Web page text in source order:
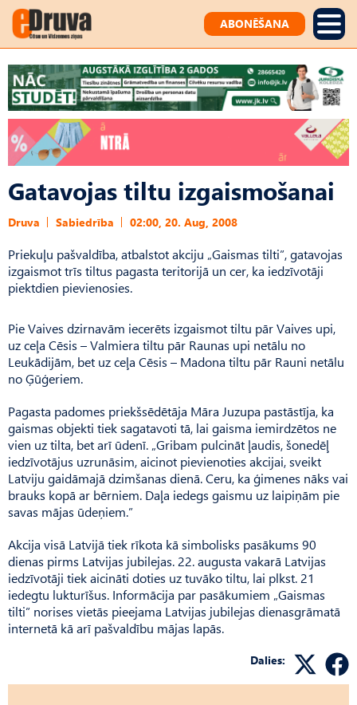
ABONĒŠANA
Gatavojas tiltu izgaismošanai
Druva Sabiedrība 02:00, 20. Aug, 2008
Priekuļu pašvaldība, atbalstot akciju „Gaismas tilti”, gatavojas
izgaismot trīs tiltus pagasta teritorijā un cer, ka iedzīvotāji
piektdien pievienosies.
Pie Vaives dzirnavām iecerēts izgaismot tiltu pār Vaives upi,
uz ceļa Cēsis – Valmiera tiltu pār Raunas upi netālu no
Leukādijām, bet uz ceļa Cēsis – Madona tiltu pār Rauni netālu
no Ģūģeriem.
Pagasta padomes priekšsēdētāja Māra Juzupa pastāstīja, ka
gaismas objekti tiek sagatavoti tā, lai gaisma iemirdzētos ne
vien uz tilta, bet arī ūdenī. „Gribam pulcināt ļaudis, šonedēļ
iedzīvotājus uzrunāsim, aicinot pievienoties akcijai, sveikt
Latviju gaidāmajā dzimšanas dienā. Ceru, ka ģimenes nāks vai
brauks kopā ar bērniem. Daļa iedegs gaismu uz laipiņām pie
savas mājas ūdeņiem.”
Akcija visā Latvijā tiek rīkota kā simbolisks pasākums 90
dienas pirms Latvijas jubilejas. 22. augusta vakarā Latvijas
iedzīvotāji tiek aicināti doties uz tuvāko tiltu, lai plkst. 21
iedegtu lukturīšus. Informācija par pasākumiem „Gaismas
tilti” norises vietās pieejama Latvijas jubilejas dienasgrāmatā
internetā kā arī pašvaldību mājas lapās.
Dalies: